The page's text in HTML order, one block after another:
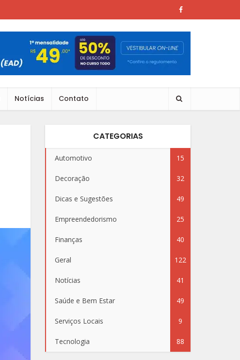
Notícias Contato
CATEGORIAS
Automotivo 15
Decoração 32
Dicas e Sugestões 49
Empreendedorismo 25
Finanças 40
Geral 122
Notícias 41
Saúde e Bem Estar 49
Serviços Locais 9
Tecnologia 88